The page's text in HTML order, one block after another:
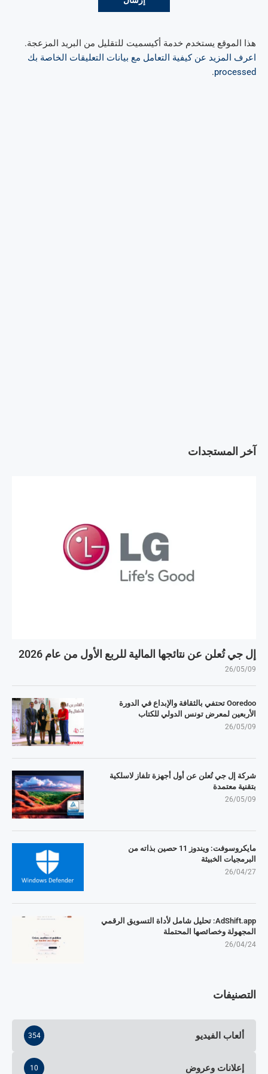
هذا الموقع يستخدم خدمة أكيسميت للتقليل من البريد المزعجة.
اعرف المزيد عن كيفية التعامل مع بيانات التعليقات الخاصة بك
processed
.
آخر المستجدات
إل جي تُعلن عن نتائجها المالية للربع الأول من عام 2026
26/05/09
Ooredoo تحتفي بالثقافة والإبداع في الدورة
الأربعين لمعرض تونس الدولي للكتاب
26/05/09
شركة إل جي تُعلن عن أول أجهزة تلفاز لاسلكية
بتقنية معتمدة
26/05/09
مايكروسوفت: ويندوز 11 حصين بذاته من
البرمجيات الخبيثة
26/04/27
AdShift.app: تحليل شامل لأداة التسويق الرقمي
المجهولة وخصائصها المحتملة
26/04/24
التصنيفات
ألعاب الفيديو 354
إعلانات وعروض 10